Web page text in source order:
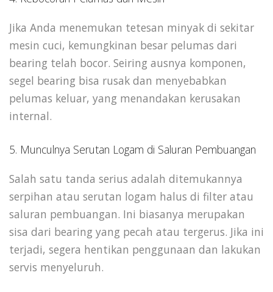
Jika Anda menemukan tetesan minyak di sekitar
mesin cuci, kemungkinan besar pelumas dari
bearing telah bocor. Seiring ausnya komponen,
segel bearing bisa rusak dan menyebabkan
pelumas keluar, yang menandakan kerusakan
internal.
5. Munculnya Serutan Logam di Saluran Pembuangan
Salah satu tanda serius adalah ditemukannya
serpihan atau serutan logam halus di filter atau
saluran pembuangan. Ini biasanya merupakan
sisa dari bearing yang pecah atau tergerus. Jika ini
terjadi, segera hentikan penggunaan dan lakukan
servis menyeluruh.